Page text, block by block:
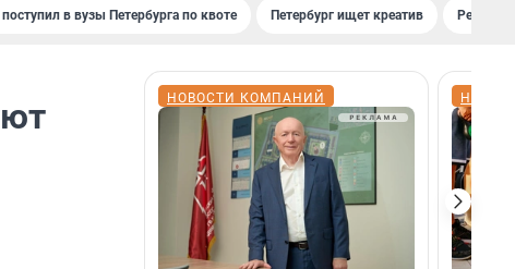
поступил в вузы Петербурга по квоте Петербург ищет креатив
НОВОСТИ КОМПАНИЙ